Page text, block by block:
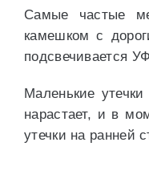
Самые частые
камешком с
подсвечивается
Маленькие
нарастает, и в
утечки на ранней